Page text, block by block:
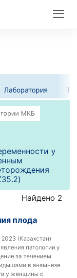
Лаборатория
у
Найдено 2
плода
(Казахстан)
патологии у
за течением
в анамнезе
у женщины с